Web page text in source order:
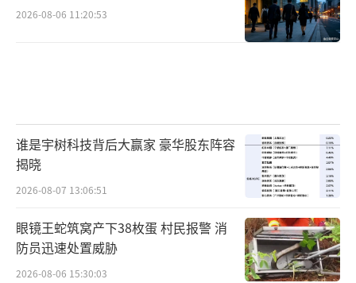
2026-08-06 11:20:53
谁是宇树科技背后大赢家 豪华股东阵容
揭晓
2026-08-07 13:06:51
眼镜王蛇筑窝产下38枚蛋 村民报警 消
防员迅速处置威胁
2026-08-06 15:30:03